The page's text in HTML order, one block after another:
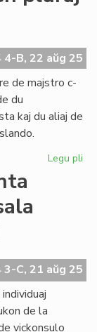
4-B, 22 aŭg 25
de majstro c-
du
kaj du aliaj de
Legu pli
3-C, 21 aŭg 25
de la
vickonsulo